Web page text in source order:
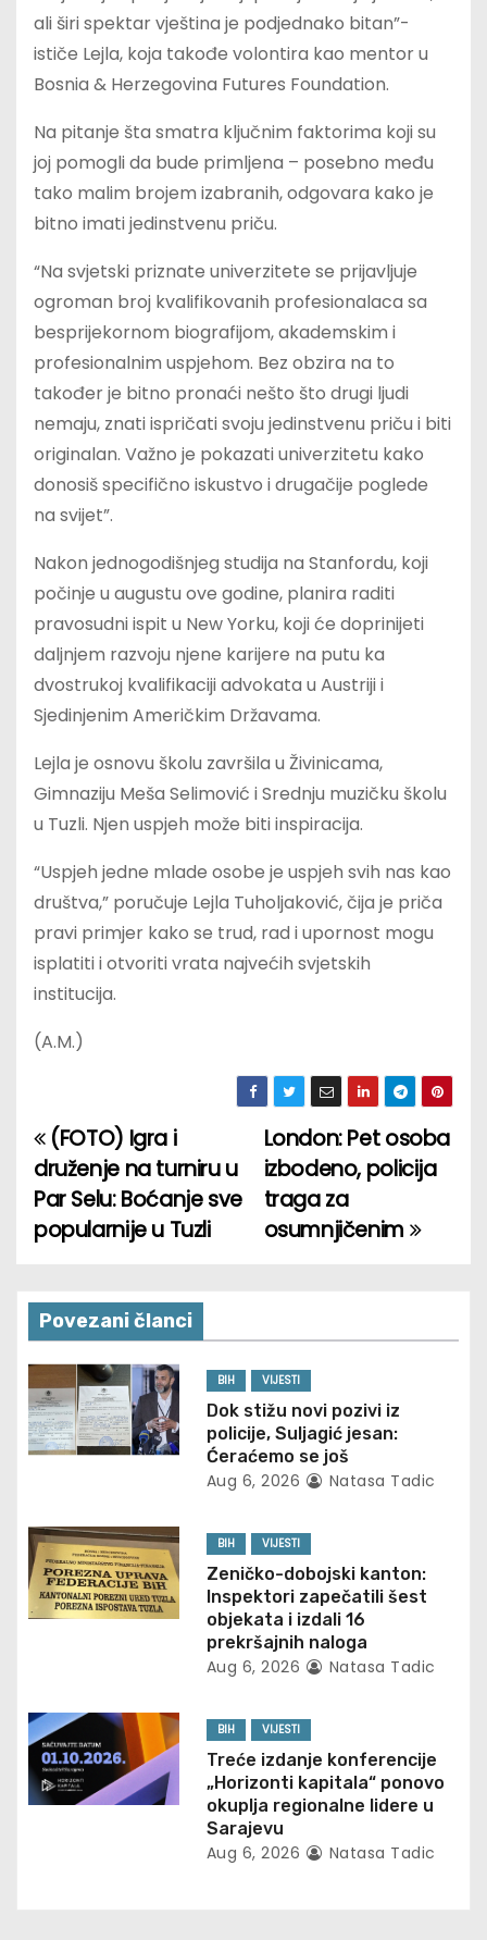
ali širi spektar vještina je podjednako bitan”-
ističe Lejla, koja takođe volontira kao mentor u
Bosnia & Herzegovina Futures Foundation.
Na pitanje šta smatra ključnim faktorima koji su
joj pomogli da bude primljena – posebno među
tako malim brojem izabranih, odgovara kako je
bitno imati jedinstvenu priču.
“Na svjetski priznate univerzitete se prijavljuje
ogroman broj kvalifikovanih profesionalaca sa
besprijekornom biografijom, akademskim i
profesionalnim uspjehom. Bez obzira na to
također je bitno pronaći nešto što drugi ljudi
nemaju, znati ispričati svoju jedinstvenu priču i biti
originalan. Važno je pokazati univerzitetu kako
donosiš specifično iskustvo i drugačije poglede
na svijet”.
Nakon jednogodišnjeg studija na Stanfordu, koji
počinje u augustu ove godine, planira raditi
pravosudni ispit u New Yorku, koji će doprinijeti
daljnjem razvoju njene karijere na putu ka
dvostrukoj kvalifikaciji advokata u Austriji i
Sjedinjenim Američkim Državama.
Lejla je osnovu školu završila u Živinicama,
Gimnaziju Meša Selimović i Srednju muzičku školu
u Tuzli. Njen uspjeh može biti inspiracija.
“Uspjeh jedne mlade osobe je uspjeh svih nas kao
društva,” poručuje Lejla Tuholjaković, čija je priča
pravi primjer kako se trud, rad i upornost mogu
isplatiti i otvoriti vrata najvećih svjetskih
institucija.
(A.M.)
P
o
s
n
a
v
i
a
t
n
London: Pet osoba
izbodeno, policija
traga za
osumnjičenim
(FOTO) Igra i
druženje na turniru u
Par Selu: Boćanje sve
popularnije u Tuzli
Povezani članci
BIH VIJESTI
Dok stižu novi pozivi iz
policije, Suljagić jesan:
Ćeraćemo se još
Aug 6, 2026 Natasa Tadic
BIH VIJESTI
Zeničko-dobojski kanton:
Inspektori zapečatili šest
objekata i izdali 16
prekršajnih naloga
Aug 6, 2026 Natasa Tadic
BIH VIJESTI
Treće izdanje konferencije
„Horizonti kapitala“ ponovo
okuplja regionalne lidere u
Sarajevu
Aug 6, 2026 Natasa Tadic